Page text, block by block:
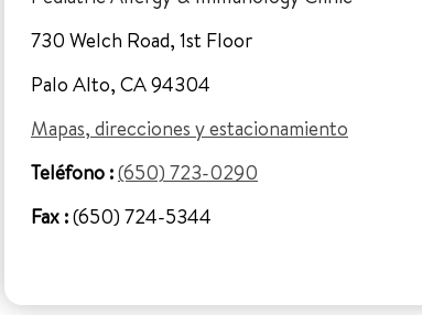
730 Welch Road, 1st Floor
Palo Alto, CA 94304
Mapas, direcciones y estacionamiento
Teléfono :(650) 723-0290
Fax :(650) 724-5344